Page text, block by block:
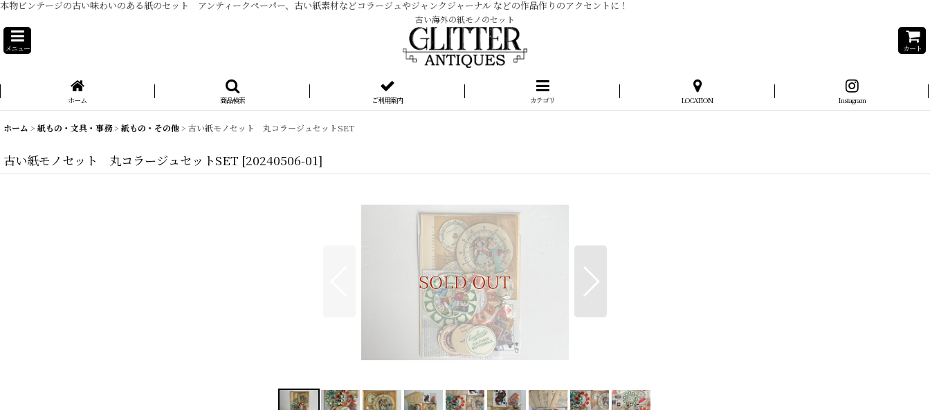
本物ビンテージの古い味わいのある紙のセット アンティークペーパー、古い紙素材などコラージュやジャンクジャーナル などの作品作りのアクセントに！
古い海外の紙モノのセット
メニュー カート
ホーム 商品検索 ご利用案内 カテゴリ LOCATION Instagram
ホーム > 紙もの・文具・事務> 紙もの・その他> 古い紙モノセット 丸コラージュセットSET
古い紙モノセット 丸コラージュセットSET [20240506-01]